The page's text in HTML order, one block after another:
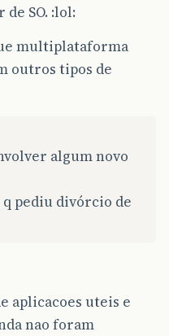
SO. :lol:
multiplataforma
outros tipos de
algum novo
pediu divórcio de
aplicacoes uteis e
nao foram